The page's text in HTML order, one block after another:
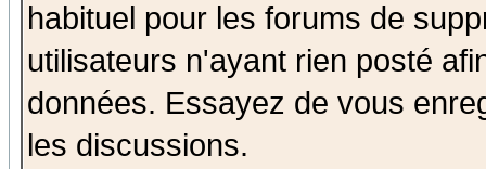
habituel pour les forums de
utilisateurs n'ayant rien posté
données. Essayez de vous
les discussions.